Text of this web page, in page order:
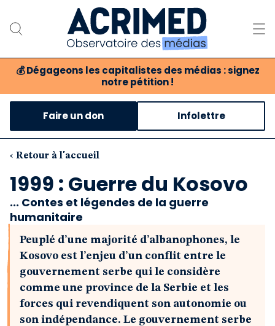
💰 Dégageons les capitalistes des médias : signez
notre pétition !
Notre association
Notre critique des médias
Nos propositions
Notre revue
Faire un don Infolettre
‹ Retour à l'accueil
1999 : Guerre du Kosovo
... Contes et légendes de la guerre
humanitaire
Peuplé d’une majorité d’albanophones, le
Kosovo est l’enjeu d’un conflit entre le
gouvernement serbe qui le considère
comme une province de la Serbie et les
forces qui revendiquent son autonomie ou
son indépendance. Le gouvernement serbe